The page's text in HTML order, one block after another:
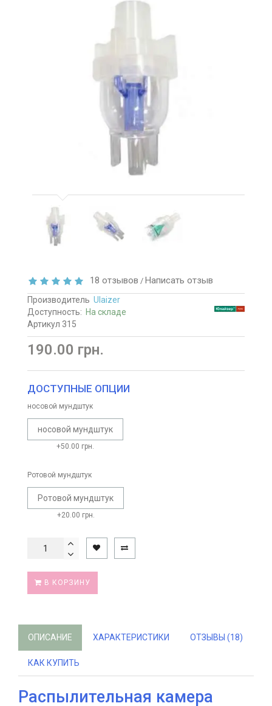
18 отзывов / Написать отзыв
Производитель Ulaizer
Доступность: На складе
Артикул 315
190.00 грн.
ДОСТУПНЫЕ ОПЦИИ
носовой мундштук
носовой мундштук
+50.00 грн.
Ротовой мундштук
Ротовой мундштук
+20.00 грн.
В КОРЗИНУ
ОПИСАНИЕ ХАРАКТЕРИСТИКИ ОТЗЫВЫ (18)
КАК КУПИТЬ
Распылительная камера